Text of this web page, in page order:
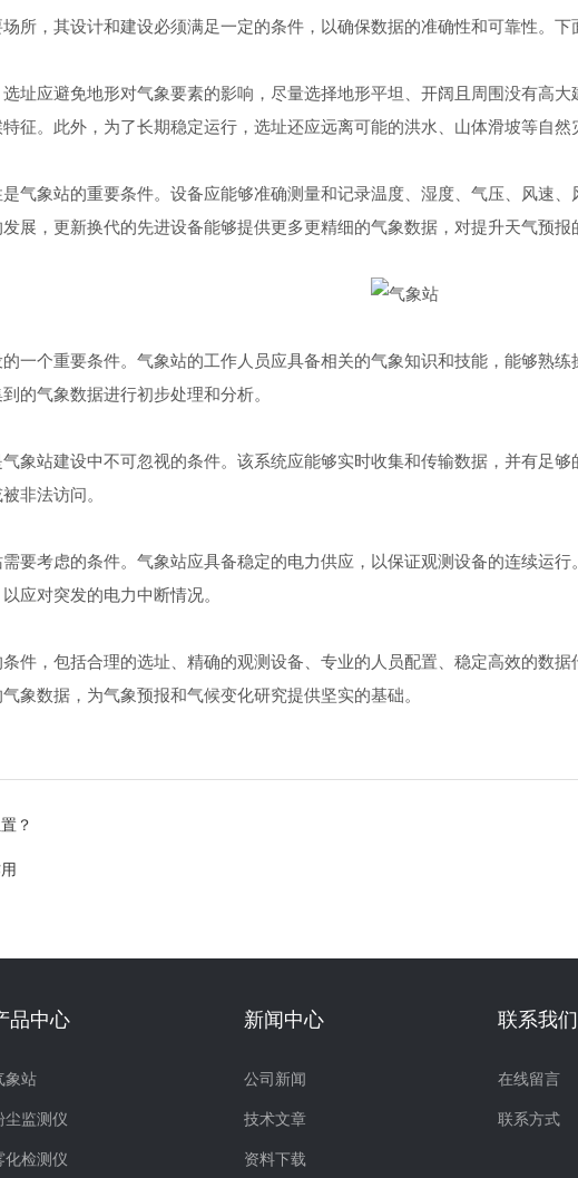
，其设计和建设必须满足一定的条件，以确保数据的准确性和可靠性。下
址应避免地形对气象要素的影响，尽量选择地形平坦、开阔且周围没有高
征。此外，为了长期稳定运行，选址还应远离可能的洪水、山体滑坡等自然
象站的重要条件。设备应能够准确测量和记录温度、湿度、气压、风速、
展，更新换代的先进设备能够提供更多更精细的气象数据，对提升天气预报
个重要条件。气象站的工作人员应具备相关的气象知识和技能，能够熟练
的气象数据进行初步处理和分析。
站建设中不可忽视的条件。该系统应能够实时收集和传输数据，并有足够
非法访问。
考虑的条件。气象站应具备稳定的电力供应，以保证观测设备的连续运行
应对突发的电力中断情况。
，包括合理的选址、精确的观测设备、专业的人员配置、稳定高效的数据
象数据，为气象预报和气候变化研究提供坚实的基础。
？
品中心
象站
尘监测仪
化检测仪
新闻中心
公司新闻
技术文章
资料下载
联系我们
在线留言
联系方式